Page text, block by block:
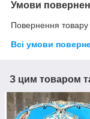
Умови
Повернення
Всі умови
З цим товаром